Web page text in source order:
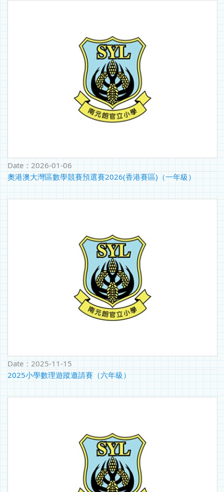
Date： 2026-01-06
奧港澳大灣區數學競賽預選賽2026(香港賽區)（一年級）
Date： 2025-11-15
2025小學數理遊蹤邀請賽（六年級）